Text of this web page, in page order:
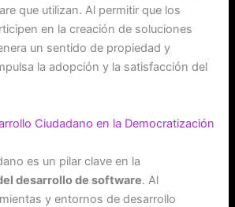
que utilizan. Al permitir que los
en la creación de soluciones
un sentido de propiedad y
la adopción y la satisfacción del
Ciudadano en la Democratización
es un pilar clave en la
desarrollo de software. Al
y entornos de desarrollo